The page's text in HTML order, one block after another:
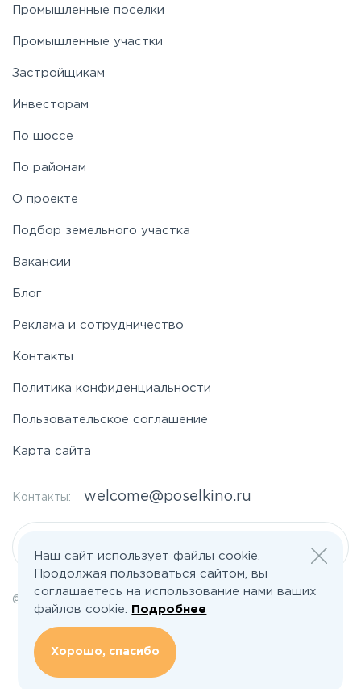
Промышленные поселки
Промышленные участки
Застройщикам
Инвесторам
По шоссе
По районам
О проекте
Подбор земельного участка
Вакансии
Блог
Реклама и сотрудничество
Контакты
Политика конфиденциальности
Пользовательское соглашение
Карта сайта
Контакты: welcome@poselkino.ru
© 2026 Все права защищены | poselkino.ru
ИП Маслов Дмитрий Валерьевич
ИНН 503406273833
+79647266008
142613, Московская область, Орехово-Зуево, ул. Северная, д.14, кв.145
Наш сайт использует файлы cookie.
Продолжая пользоваться сайтом, вы
соглашаетесь на использование нами ваших
файлов cookie.
Подробнее
Хорошо, спасибо